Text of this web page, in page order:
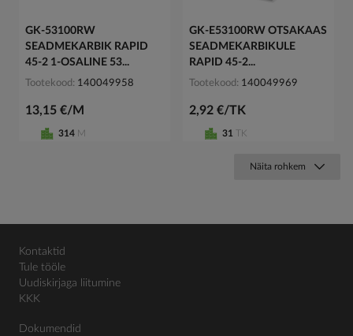
GK-53100RW
SEADMEKARBIK RAPID
45-2 1-OSALINE 53...
Tootekood 140049958
13,15 €/M
314 M
GK-E53100RW OTSAKAAS
SEADMEKARBIKULE
RAPID 45-2...
Tootekood 140049969
2,92 €/TK
31 TK
Näita rohkem
Kontaktid
Tule tööle
Uudiskirjaga liitumine
KKK
Dokumendid